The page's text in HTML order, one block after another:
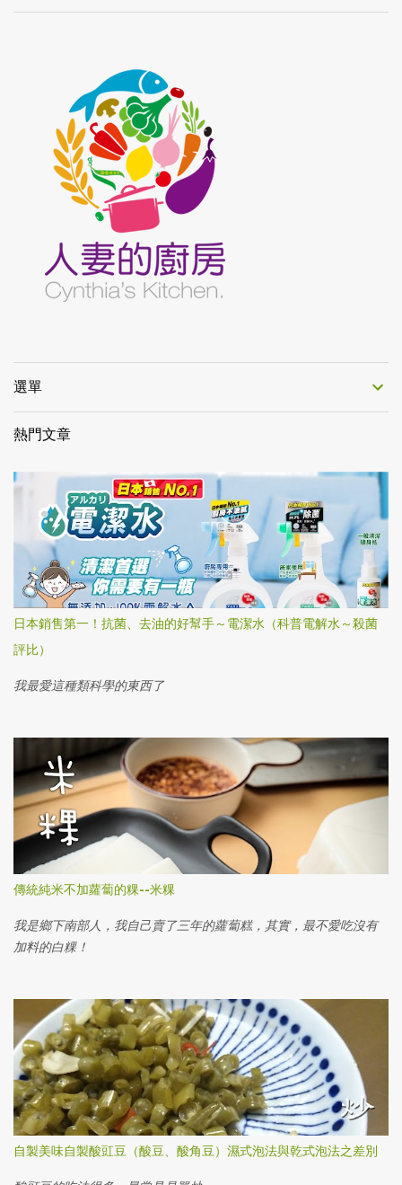
選單
熱門文章
日本銷售第一！抗菌、去油的好幫手～電潔水（科普電解水～殺菌
評比）
我最愛這種類科學的東西了
傳統純米不加蘿蔔的粿--米粿
我是鄉下南部人，我自己賣了三年的蘿蔔糕，其實，最不愛吃沒有
加料的白粿！
自製美味自製酸豇豆（酸豆、酸角豆）濕式泡法與乾式泡法之差別